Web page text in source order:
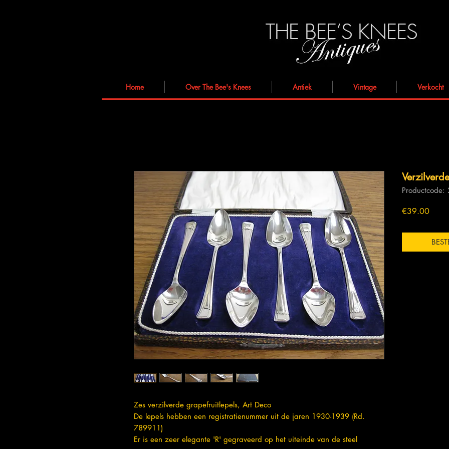
Home Over The Bee's Knees Antiek Vintage Verkocht
Zes verzilverde grapefruitlepels, Art Deco
De lepels hebben een registratienummer uit de jaren 1930-1939 (Rd.
789911)
Er is een zeer elegante 'R' gegraveerd op het uiteinde van de steel
Productcode:
€39.00Prijs